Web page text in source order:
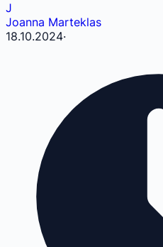
J
Joanna Marteklas
18.10.2024·